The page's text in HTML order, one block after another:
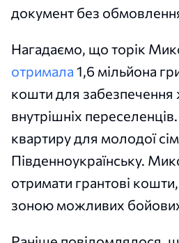
документ без
Нагадаємо, що торік
отримала 1,6 мільйона
кошти для
внутрішніх
квартиру для молодої
Південноукраїнську.
отримати грантові кошти,
зоною можливих